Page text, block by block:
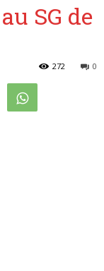
SG de
0
272